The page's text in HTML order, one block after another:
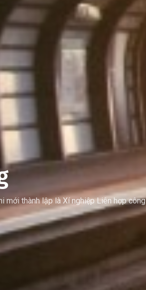
thành lập là Xí nghiệp Liên hợp công